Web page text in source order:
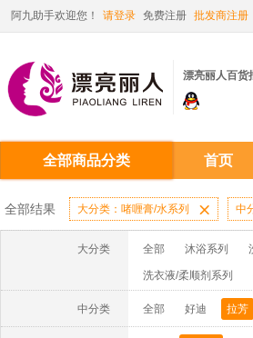
阿九助手欢迎您！ 请登录 免费注册 批发商注册
漂亮丽人百货
全部商品分类 首页
全部结果 大分类：啫喱膏/水系列  中
大分类 全部 沐浴系列
洗衣液/柔顺剂系列
啫喱膏/水系列 厨
牙膏系列 牙刷系列
中分类 全部 好迪 拉芳